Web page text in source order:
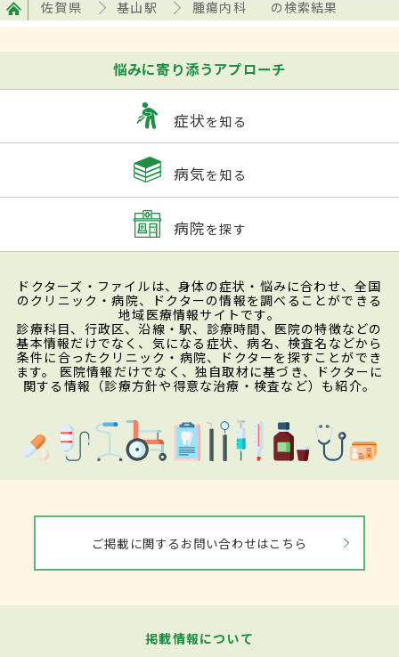
佐賀県 基山駅 腫瘍内科 の検索結果
悩みに寄り添うアプローチ
症状を知る
病気を知る
病院を探す
ドクターズ・ファイルは、身体の症状・悩みに合わせ、全国
のクリニック・病院、ドクターの情報を調べることができる
地域医療情報サイトです。
診療科目、行政区、沿線・駅、診療時間、医院の特徴などの
基本情報だけでなく、気になる症状、病名、検査名などから
条件に合ったクリニック・病院、ドクターを探すことができ
ます。 医院情報だけでなく、独自取材に基づき、ドクターに
関する情報（診療方針や得意な治療・検査など）も紹介。
ご掲載に関するお問い合わせはこちら
掲載情報について